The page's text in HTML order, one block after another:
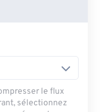
le flux
sélectionnez